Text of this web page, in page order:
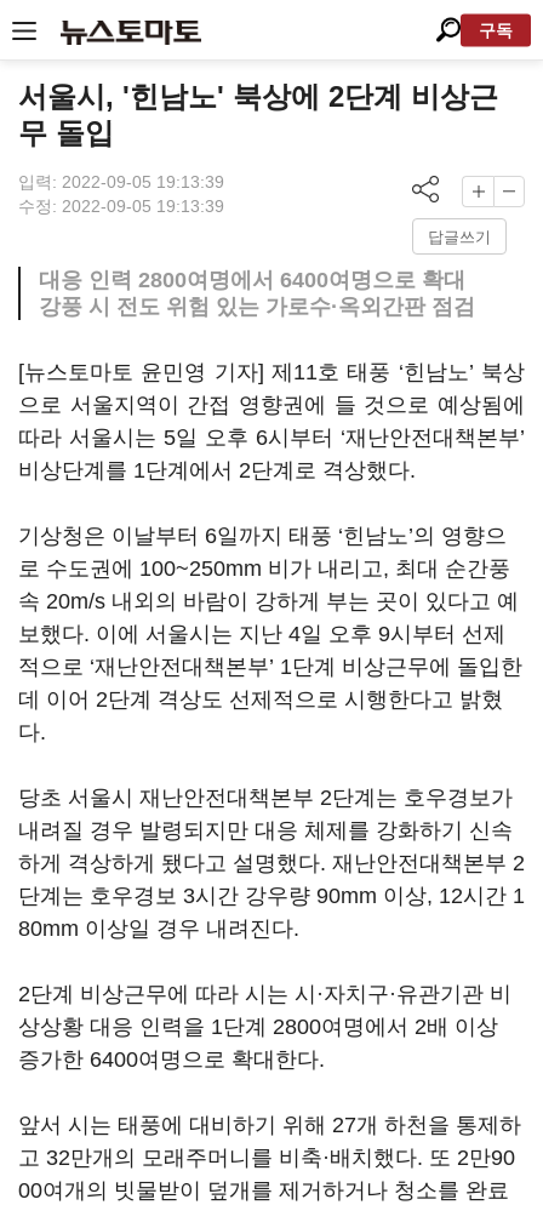
구독
서울시, '힌남노' 북상에 2단계 비상근
무 돌입
입력: 2022-09-05 19:13:39
수정: 2022-09-05 19:13:39
답글쓰기
대응 인력 2800여명에서 6400여명으로 확대
강풍 시 전도 위험 있는 가로수·옥외간판 점검
[뉴스토마토 윤민영 기자] 제11호 태풍 ‘힌남노’ 북상
으로 서울지역이 간접 영향권에 들 것으로 예상됨에
따라 서울시는 5일 오후 6시부터 ‘재난안전대책본부’
비상단계를 1단계에서 2단계로 격상했다.
기상청은 이날부터 6일까지 태풍 ‘힌남노’의 영향으
로 수도권에 100~250mm 비가 내리고, 최대 순간풍
속 20m/s 내외의 바람이 강하게 부는 곳이 있다고 예
보했다. 이에 서울시는 지난 4일 오후 9시부터 선제
적으로 ‘재난안전대책본부’ 1단계 비상근무에 돌입한
데 이어 2단계 격상도 선제적으로 시행한다고 밝혔
다.
당초 서울시 재난안전대책본부 2단계는 호우경보가
내려질 경우 발령되지만 대응 체제를 강화하기 신속
하게 격상하게 됐다고 설명했다. 재난안전대책본부 2
단계는 호우경보 3시간 강우량 90mm 이상, 12시간 1
80mm 이상일 경우 내려진다.
2단계 비상근무에 따라 시는 시·자치구·유관기관 비
상상황 대응 인력을 1단계 2800여명에서 2배 이상
증가한 6400여명으로 확대한다.
앞서 시는 태풍에 대비하기 위해 27개 하천을 통제하
고 32만개의 모래주머니를 비축·배치했다. 또 2만90
00여개의 빗물받이 덮개를 제거하거나 청소를 완료